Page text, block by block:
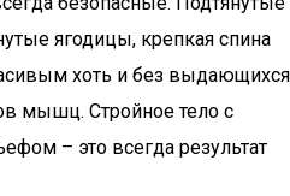
ягодицы, крепкая спина
хоть и без выдающихся
мышц. Стройное тело с
– это всегда результат